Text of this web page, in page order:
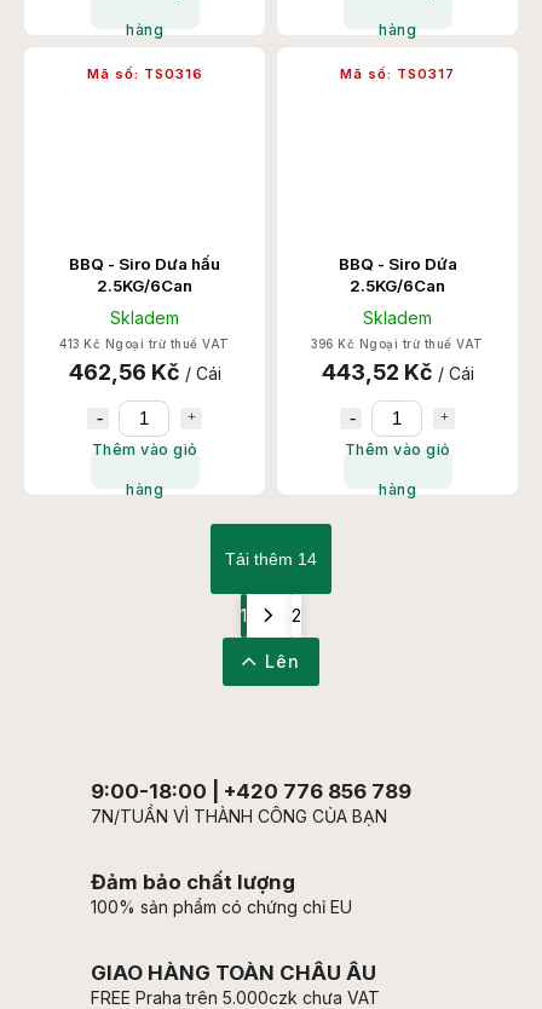
hàng hàng
BBQ - Siro Dưa hấu
2.5KG/6Can
Skladem
413 Kč Ngoại trừ thuế VAT
462,56 Kč / Cái
Thêm vào giỏ
hàng
Mã số: TS0316
BBQ - Siro Dứa
2.5KG/6Can
Skladem
396 Kč Ngoại trừ thuế VAT
443,52 Kč / Cái
Thêm vào giỏ
hàng
Mã số: TS0317
Tải thêm 14
1 2
Lên
9:00-18:00 | +420 776 856 789
7N/TUẦN VÌ THÀNH CÔNG CỦA BẠN
Đảm bảo chất lượng
100% sản phẩm có chứng chỉ EU
GIAO HÀNG TOÀN CHÂU ÂU
FREE Praha trên 5.000czk chưa VAT